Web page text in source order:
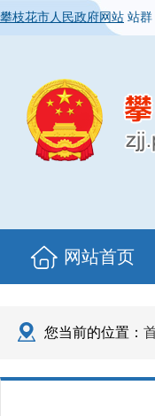
攀枝花市人民政府网站 站群
网站首页
您当前的位置：